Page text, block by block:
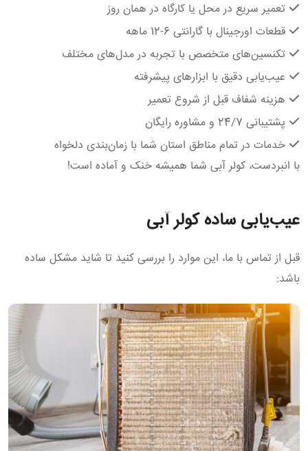
تعمیر سریع در محل یا کارگاه در همان روز
قطعات اورجینال با گارانتی 6-12 ماهه
تکنسین‌های متخصص با تجربه در مدل‌های مختلف
عیب‌یابی دقیق با ابزارهای پیشرفته
هزینه شفاف قبل از شروع تعمیر
پشتیبانی 24/7 و مشاوره رایگان
خدمات در تمام مناطق استان شما با زمان‌بندی دلخواه
با انبردست، کولر آبی شما همیشه خنک و آماده است!
عیب‌یابی ساده کولر آبی
قبل از تماس با ما، این موارد را بررسی کنید تا شاید مشکل ساده
باشد: